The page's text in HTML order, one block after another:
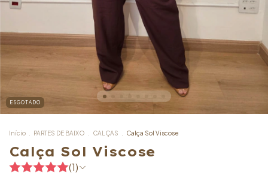
ESGOTADO
Início PARTES DE BAIXO CALÇAS Calça Sol Viscose
Calça Sol Viscose
(1)